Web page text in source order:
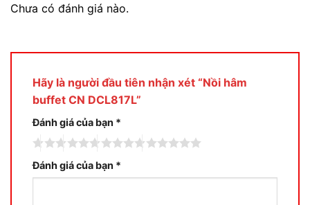
Chưa có đánh giá nào.
Hãy là người đầu tiên nhận xét “Nồi hâm
buffet CN DCL817L”
Đánh giá của bạn *
Đánh giá của bạn *